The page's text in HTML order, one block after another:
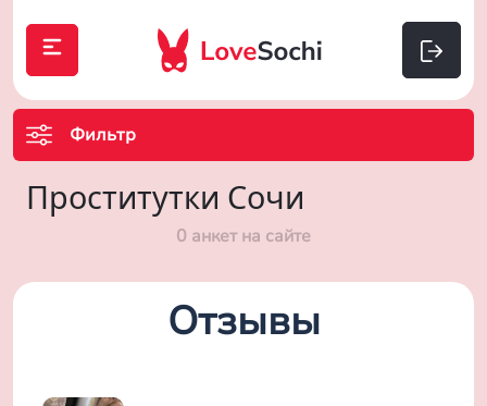
Фильтр
Проститутки Сочи
0 анкет на сайте
Отзывы